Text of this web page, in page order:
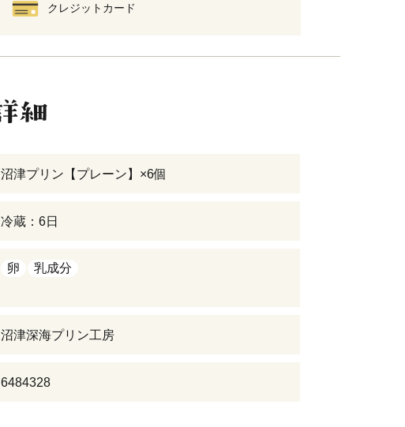
クレジットカード
沼津プリン【プレーン】×6個
冷蔵：6日
卵 乳成分
沼津深海プリン工房
6484328